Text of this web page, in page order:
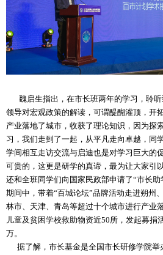
魏启生指出，在市长班两年的学习，聆听
领导对宏观政策的解读，可谓醍醐灌顶，开
产业落地了城市，收获了理论知识，因为探
习，我们走到了一起，从平凡走向卓越，同
学间相互走访交流与启迪也是对学习巨大的
可贵的，这更是研学的真谛，最为让大家引
还和全班同学们向国家民政部申请了“市长
期间中，带着“百城论坛”品牌活动走进朔州
林市、天津、青岛等超过十个城市进行产业
儿童及贫困学校救助物资近50所，发起募捐
万。
据了解，市长基金是全国市长研修学院举